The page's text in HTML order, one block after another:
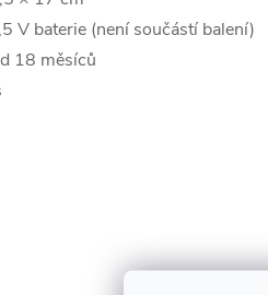
V baterie (není součástí balení)
18 měsíců